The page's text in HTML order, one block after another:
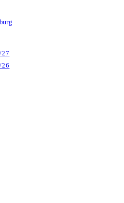
27
26